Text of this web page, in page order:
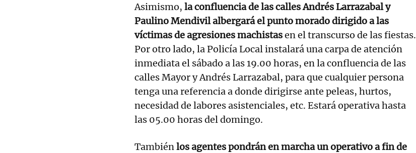
Asimismo, la confluencia de las calles Andrés Larrazabal y
Paulino Mendivil albergará el punto morado dirigido a las
víctimas de agresiones machistasen el transcurso de las fiestas.
Por otro lado, la Policía Local instalará una carpa de atención
inmediata el sábado a las 19.00 horas, en la confluencia de las
calles Mayor y Andrés Larrazabal, para que cualquier persona
tenga una referencia a donde dirigirse ante peleas, hurtos,
necesidad de labores asistenciales, etc. Estará operativa hasta
las 05.00 horas del domingo.
Tambiénlos agentes pondrán en marcha un operativo a fin de